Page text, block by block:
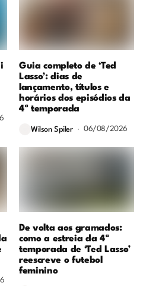
Guia completo de ‘Ted
Lasso’: dias de
lançamento, títulos e
horários dos episódios da
4ª temporada
Wilson Spiler 06/08/2026
De volta aos gramados:
como a estreia da 4ª
temporada de ‘Ted Lasso’
reescreve o futebol
feminino